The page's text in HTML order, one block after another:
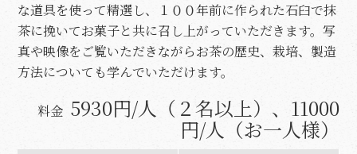
な道具を使って精選し、１００年前に作られた石臼で抹
茶に挽いてお菓子と共に召し上がっていただきます。写
真や映像をご覧いただきながらお茶の歴史、栽培、製造
方法についても学んでいただけます。
料金 5930円/人（２名以上）、11000
円/人（お一人様）